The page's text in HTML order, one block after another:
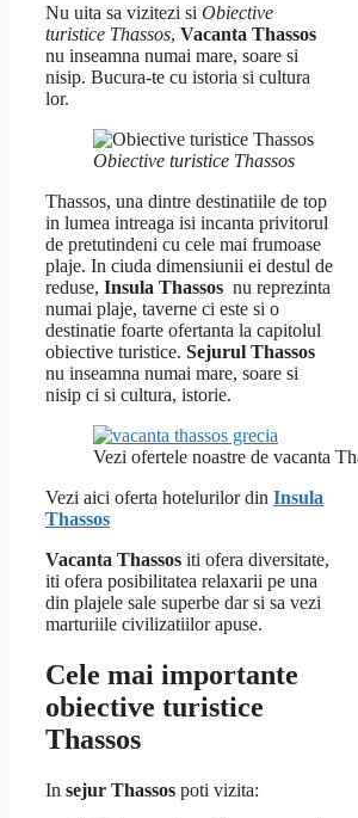
Nu uita sa vizitezi si Obiective
turistice Thassos, Vacanta Thassos
nu inseamna numai mare, soare si
nisip. Bucura-te cu istoria si cultura
lor.
Obiective turistice Thassos
Thassos, una dintre destinatiile de top
in lumea intreaga isi incanta privitorul
de pretutindeni cu cele mai frumoase
plaje. In ciuda dimensiunii ei destul de
reduse, Insula Thassos nu reprezinta
numai plaje, taverne ci este si o
destinatie foarte ofertanta la capitolul
obiective turistice. Sejurul Thassos
nu inseamna numai mare, soare si
nisip ci si cultura, istorie.
Vezi ofertele noastre de vacanta
Vezi aici oferta hotelurilor din Insula
Thassos
Vacanta Thassos iti ofera diversitate,
iti ofera posibilitatea relaxarii pe una
din plajele sale superbe dar si sa vezi
marturiile civilizatiilor apuse.
Cele mai importante
obiective turistice
Thassos
In sejur Thassos poti vizita: